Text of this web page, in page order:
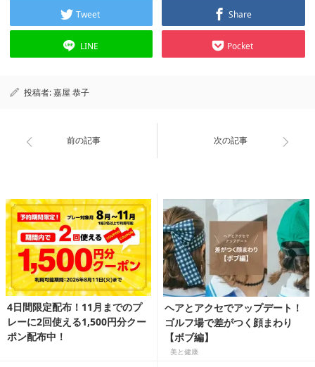
Tweet Share
LINE Pocket
投稿者:嘉屋 恭子
前の記事 次の記事
4日間限定配布！11月までのプ
レーに2回使える1,500円分クー
ポン配布中！
ヘアとアクセでアップデート！
ゴルフ場で差がつく顔まわり
【ボブ編】
美と健康